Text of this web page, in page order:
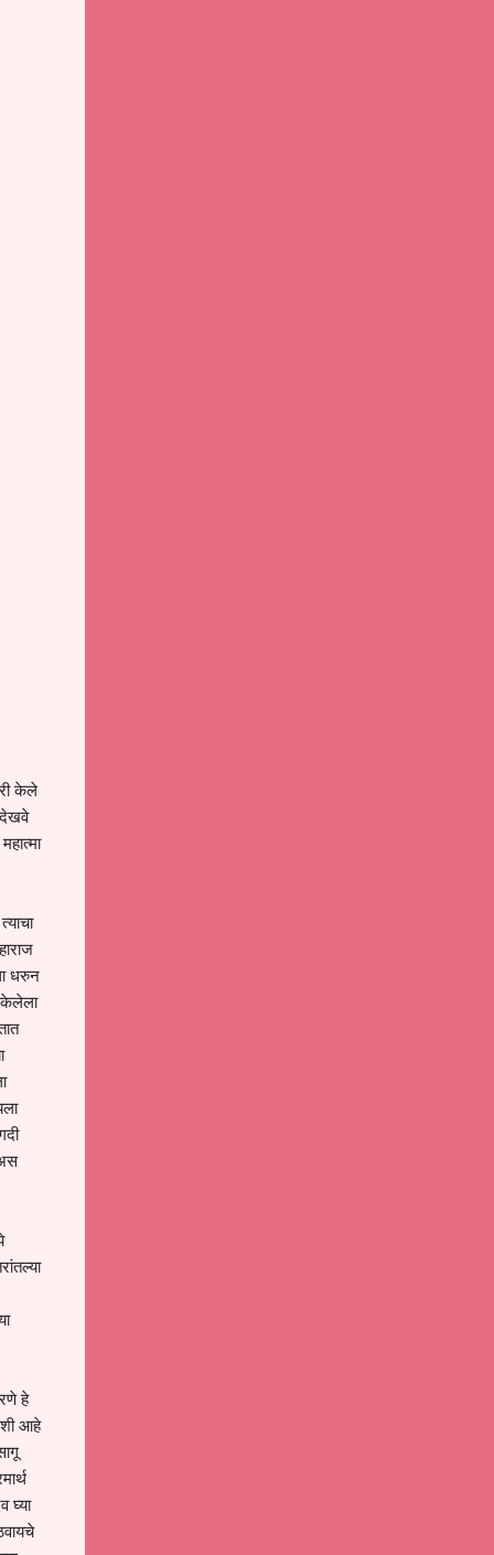
केले
देखवे
धरुन
केलेला
हे
आहे
घ्या